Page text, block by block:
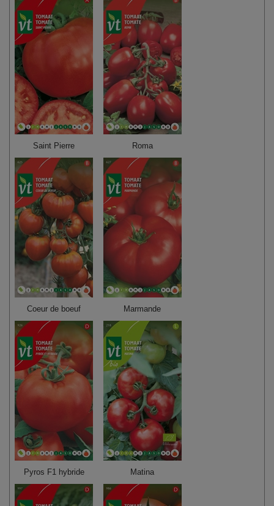
Saint Pierre Roma
Coeur de boeuf Marmande
Pyros F1 hybride Matina